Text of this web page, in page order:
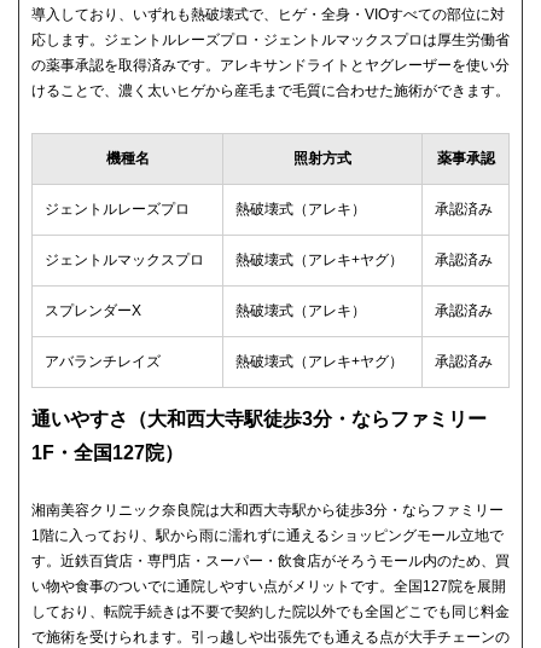
導入しており、いずれも熱破壊式で、ヒゲ・全身・VIOすべての部位に対
応します。ジェントルレーズプロ・ジェントルマックスプロは厚生労働省
の薬事承認を取得済みです。アレキサンドライトとヤグレーザーを使い分
けることで、濃く太いヒゲから産毛まで毛質に合わせた施術ができます。
機種名 照射方式 薬事承認
ジェントルレーズプロ 熱破壊式（アレキ） 承認済み
ジェントルマックスプロ 熱破壊式（アレキ+ヤグ） 承認済み
スプレンダーX 熱破壊式（アレキ） 承認済み
アバランチレイズ 熱破壊式（アレキ+ヤグ） 承認済み
通いやすさ（大和西大寺駅徒歩3分・ならファミリー
1F・全国127院）
湘南美容クリニック奈良院は大和西大寺駅から徒歩3分・ならファミリー
1階に入っており、駅から雨に濡れずに通えるショッピングモール立地で
す。近鉄百貨店・専門店・スーパー・飲食店がそろうモール内のため、買
い物や食事のついでに通院しやすい点がメリットです。全国127院を展開
しており、転院手続きは不要で契約した院以外でも全国どこでも同じ料金
で施術を受けられます。引っ越しや出張先でも通える点が大手チェーンの